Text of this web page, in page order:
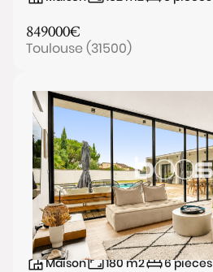
849000€
Toulouse (31500)
Maison 180m2 6pièces